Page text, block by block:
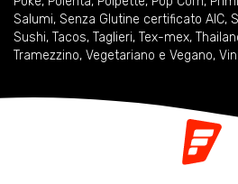
Salumi, Senza Glutine certificato AIC,
Sushi, Tacos, Taglieri, Tex-mex,
Tramezzino, Vegetariano e Vegano, Vini